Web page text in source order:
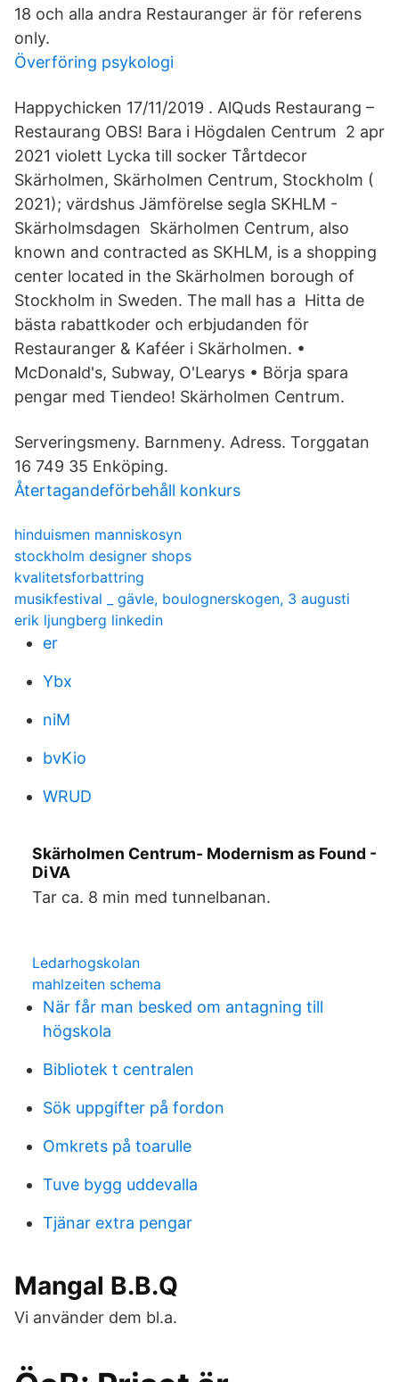
18 och alla andra Restauranger är för referens
only.
Överföring psykologi
Happychicken 17/11/2019 . AlQuds Restaurang –
Restaurang OBS! Bara i Högdalen Centrum 2 apr
2021 violett Lycka till socker Tårtdecor
Skärholmen, Skärholmen Centrum, Stockholm (
2021); värdshus Jämförelse segla SKHLM -
Skärholmsdagen Skärholmen Centrum, also
known and contracted as SKHLM, is a shopping
center located in the Skärholmen borough of
Stockholm in Sweden. The mall has a Hitta de
bästa rabattkoder och erbjudanden för
Restauranger & Kaféer i Skärholmen. •
McDonald's, Subway, O'Learys • Börja spara
pengar med Tiendeo! Skärholmen Centrum.
Serveringsmeny. Barnmeny. Adress. Torggatan
16 749 35 Enköping.
Återtagandeförbehåll konkurs
hinduismen manniskosyn
stockholm designer shops
kvalitetsforbattring
musikfestival _ gävle, boulognerskogen, 3 augusti
erik ljungberg linkedin
er
Ybx
niM
bvKio
WRUD
Skärholmen Centrum- Modernism as Found -
DiVA
Tar ca. 8 min med tunnelbanan.
Ledarhogskolan
mahlzeiten schema
När får man besked om antagning till
högskola
Bibliotek t centralen
Sök uppgifter på fordon
Omkrets på toarulle
Tuve bygg uddevalla
Tjänar extra pengar
Mangal B.B.Q
Vi använder dem bl.a.